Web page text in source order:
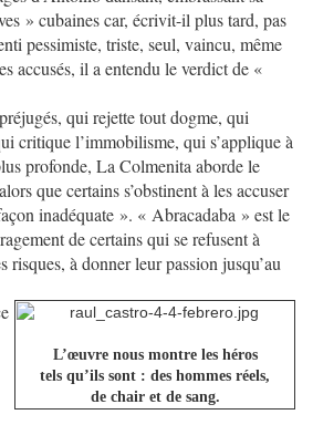
» cubaines car, écrivit-il plus tard, pas
pessimiste, triste, seul, vaincu, même
accusés, il a entendu le verdict de «
qui rejette tout dogme, qui
critique l’immobilisme, qui s’applique à
profonde, La Colmenita aborde le
que certains s’obstinent à les accuser
inadéquate ». « Abracadaba » est le
de certains qui se refusent à
risques, à donner leur passion jusqu’au
L’œuvre nous montre les héros
tels qu’ils sont : des hommes réels,
de chair et de sang.